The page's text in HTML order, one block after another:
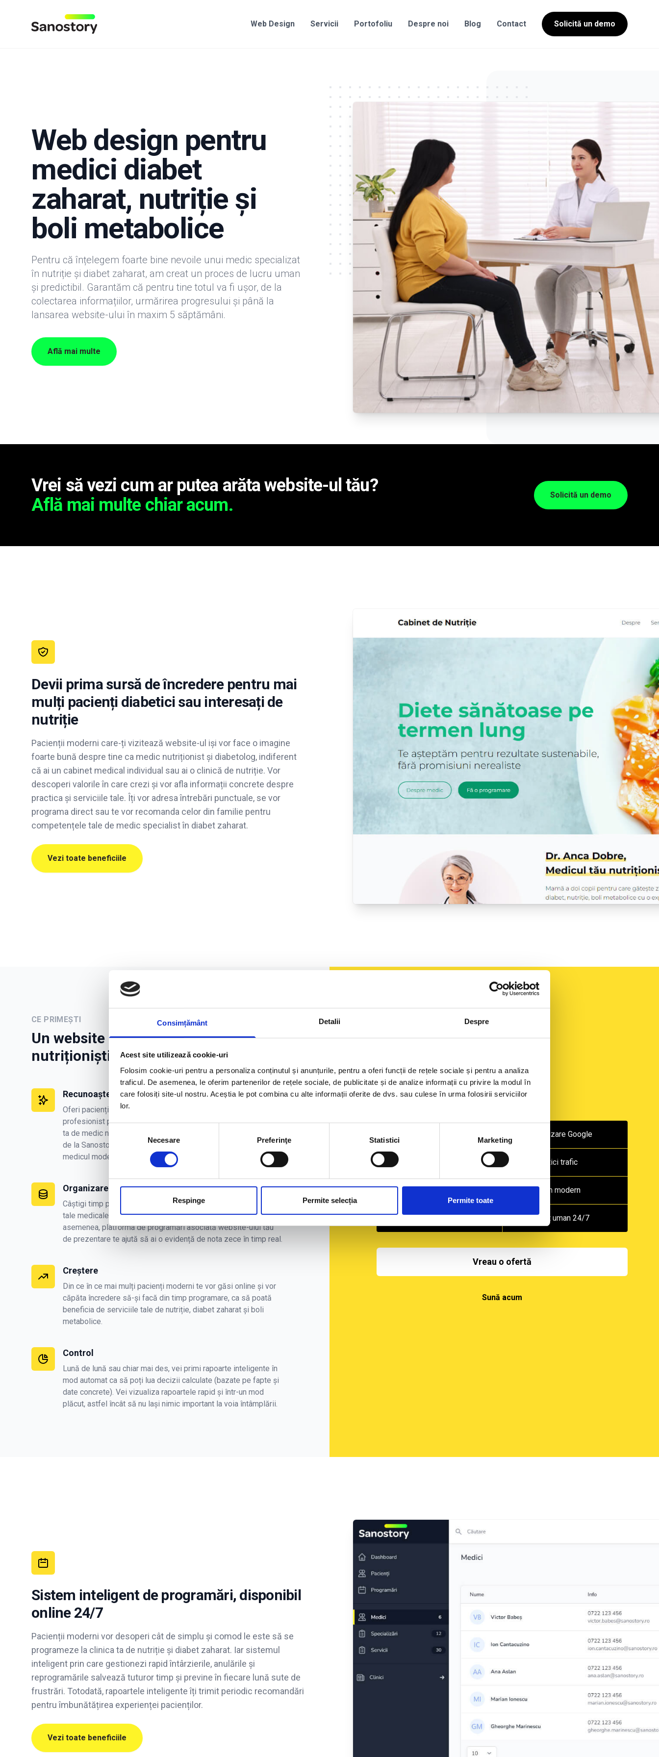
Consimțământ Detalii Despre
Acest site utilizează cookie-uri
Folosim cookie-uri pentru a personaliza conținutul și anunțurile, pentru a oferi funcții de rețele sociale și pentru a analiza
traficul. De asemenea, le oferim partenerilor de rețele sociale, de publicitate și de analize informații cu privire la modul în
care folosiți site-ul nostru. Aceștia le pot combina cu alte informații oferite de dvs. sau culese în urma folosirii serviciilor
lor.
consimțământului
Necesare Preferinţe Statistici Marketing
Respinge Permite selecția Permite toate
SanoStory Web Design Servicii Portofoliu Despre noi Blog Contact Solicită un demo
Web design pentru
medici diabet
zaharat, nutriție și
boli metabolice
Pentru că înțelegem foarte bine nevoile unui medic specializat
în nutriție și diabet zaharat, am creat un proces de lucru uman
și predictibil. Garantăm că pentru tine totul va fi ușor, de la
colectarea informațiilor, urmărirea progresului și până la
lansarea website-ului în maxim 5 săptămâni.
Află mai multe
Vrei să vezi cum ar putea arăta website-ul tău?
Află mai multe chiar acum.
Solicită un demo
Devii prima sursă de încredere pentru mai
mulți pacienți diabetici sau interesați de
nutriție
Pacienții moderni care-ți vizitează website-ul iși vor face o imagine
foarte bună despre tine ca medic nutriționist și diabetolog, indiferent
că ai un cabinet medical individual sau ai o clinică de nutriție. Vor
descoperi valorile în care crezi și vor afla informații concrete despre
practica și serviciile tale. Îți vor adresa întrebări punctuale, se vor
programa direct sau te vor recomanda celor din familie pentru
competențele tale de medic specialist în diabet zaharat.
Vezi toate beneficiile
CE PRIMEȘTI
Un website profesional pentru medici
nutriționiști moderni
Recunoaștere
Oferi pacienților moderni un mod ușor, transparent și
profesionist prin care să te cunoască mai bine, atât în calitatea
ta de medic nutriționist cât și din perspectiva umană. Website-ul
de la Sanostory îi va ajuta să decidă mai repede că tu ești
medicul modern de care au nevoie.
Organizare
Câștigi timp plus respect de la pacienții tăi atunci când serviciile
tale medicale sunt clare și bine structurate pe website. De
asemenea, platforma de programări asociată website-ului tău
de prezentare te ajută să ai o evidență de nota zece în timp real.
Creștere
Din ce în ce mai mulți pacienți moderni te vor găsi online și vor
căpăta încredere să-și facă din timp programare, ca să poată
beneficia de serviciile tale de nutriție, diabet zaharat și boli
metabolice.
Control
Lună de lună sau chiar mai des, vei primi rapoarte inteligente în
mod automat ca să poți lua decizii calculate (bazate pe fapte și
date concrete). Vei vizualiza rapoartele rapid și într-un mod
plăcut, astfel încât să nu lași nimic important la voia întâmplării.
Optimizare Google
Statistici trafic
Ședință foto profesionistă Design modern
Mobile-friendly Suport uman 24/7
Vreau o ofertă
Sună acum
Sistem inteligent de programări, disponibil
online 24/7
Pacienții moderni vor desoperi cât de simplu și comod le este să se
programeze la clinica ta de nutriție și diabet zaharat. Iar sistemul
inteligent prin care gestionezi rapid întârzierile, anulările și
reprogramările salvează tuturor timp și previne în fiecare lună sute de
frustrări. Totodată, rapoartele inteligente îți trimit periodic recomandări
pentru îmbunătățirea experienței pacienților.
Vezi toate beneficiile